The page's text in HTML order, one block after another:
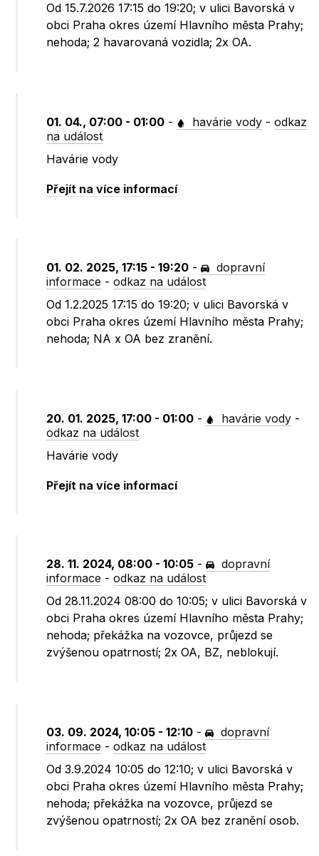
Od 15.7.2026 17:15 do 19:20; v ulici Bavorská v
obci Praha okres území Hlavního města Prahy;
nehoda; 2 havarovaná vozidla; 2x OA.
01. 04., 07:00 - 01:00 - havárie vody -odkaz
na událost
Havárie vody
Přejít na více informací
01. 02. 2025, 17:15 - 19:20 -
dopravní
informace -odkaz na událost
Od 1.2.2025 17:15 do 19:20; v ulici Bavorská v
obci Praha okres území Hlavního města Prahy;
nehoda; NA x OA bez zranění.
20. 01. 2025, 17:00 - 01:00 - havárie vody -
odkaz na událost
Havárie vody
Přejít na více informací
28. 11. 2024, 08:00 - 10:05 -
dopravní
informace -odkaz na událost
Od 28.11.2024 08:00 do 10:05; v ulici Bavorská v
obci Praha okres území Hlavního města Prahy;
nehoda; překážka na vozovce, průjezd se
zvýšenou opatrností; 2x OA, BZ, neblokují.
03. 09. 2024, 10:05 - 12:10 -
dopravní
informace -odkaz na událost
Od 3.9.2024 10:05 do 12:10; v ulici Bavorská v
obci Praha okres území Hlavního města Prahy;
nehoda; překážka na vozovce, průjezd se
zvýšenou opatrností; 2x OA bez zranění osob.